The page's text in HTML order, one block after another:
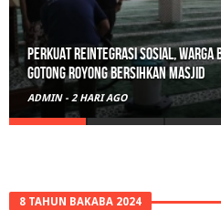
Polisi Sita 82 Paket Ganja Siap
ADMIN - 3 HARI AGO
8 TAHUN BAKABA 2024